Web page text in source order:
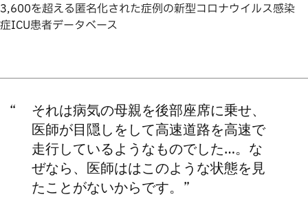
3,600を超える匿名化された症例の新型コロナウイルス感染
症ICU患者データベース
それは病気の母親を後部座席に乗せ、
医師が目隠しをして高速道路を高速で
走行しているようなものでした…。な
ぜなら、医師ははこのような状態を見
たことがないからです。